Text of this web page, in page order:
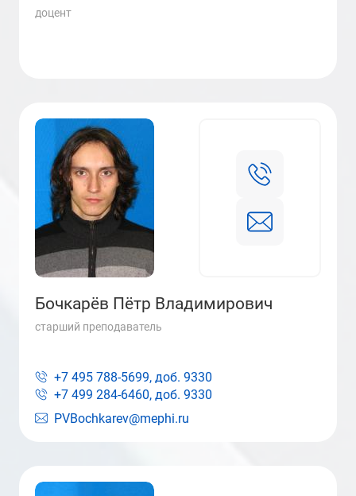
доцент
Бочкарёв Пётр Владимирович
старший преподаватель
PVBochkarev@mephi.ru
+7 495 788-5699, доб. 9330
+7 499 284-6460, доб. 9330